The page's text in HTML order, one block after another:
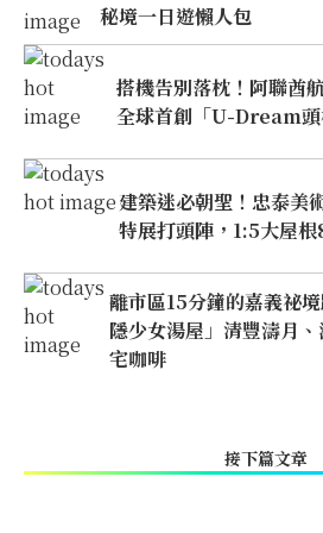
秘境一日遊懶人包
搭機告別落枕！阿聯酋
全球首創「U-Dream
建築迷必朝聖！忠泰美
特展打頭陣，1:5大屋
離市區15分鐘的嘉義祕
隱少女湯屋」清豐濤月
宅咖啡
接下篇文章